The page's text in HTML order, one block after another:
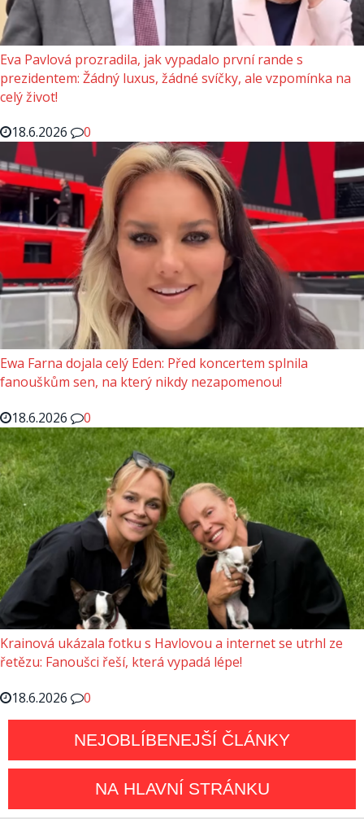
Eva Pavlová prozradila, jak vypadalo první rande s
prezidentem: Žádný luxus, žádné svíčky, ale vzpomínka na
celý život!
18.6.2026
0
Ewa Farna dojala celý Eden: Před koncertem splnila
fanouškům sen, na který nikdy nezapomenou!
18.6.2026
0
Krainová ukázala fotku s Havlovou a internet se utrhl ze
řetězu: Fanoušci řeší, která vypadá lépe!
18.6.2026
0
NEJOBLÍBENEJŠÍ ČLÁNKY
NA HLAVNÍ STRÁNKU